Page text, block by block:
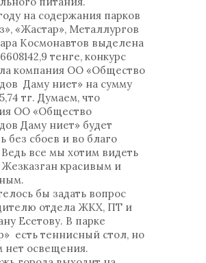
на содержания парков
«Жастар», Металлургов
Космонавтов выделена
тенге, конкурс
компания ОО «Общество
Даму ниет» на сумму
тг. Думаем, что
ОО «Общество
Даму ниет» будет
без сбоев и во благо
Ведь все мы хотим видеть
красивым и
бы задать вопрос
отдела ЖКХ, ПТ и
Есетову. В парке
есть теннисный стол, но
нет освещения.